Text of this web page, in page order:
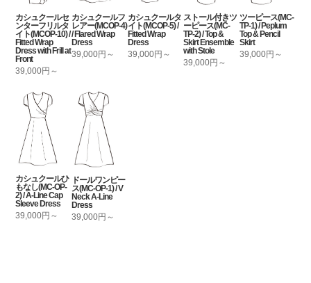
カシュクールセ
ンターフリルタ
イト(MCOP-10) /
Fitted Wrap
Dress with Frill at
Front
39,000円～
カシュクールフ
レアー(MCOP-4)
/ Flared Wrap
Dress
39,000円～
カシュクールタ
イト(MCOP-5) /
Fitted Wrap
Dress
39,000円～
ストール付きツ
ーピース(MC-
TP-2) / Top &
Skirt Ensemble
with Stole
39,000円～
ツーピース(MC-
TP-1) / Peplum
Top & Pencil
Skirt
39,000円～
カシュクールひ
もなし(MC-OP-
2) / A-Line Cap
Sleeve Dress
39,000円～
ドールワンピー
ス(MC-OP-1) / V
Neck A-Line
Dress
39,000円～